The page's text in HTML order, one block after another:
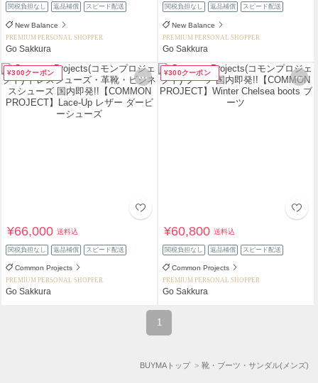
関税負担なし 返品補償 スピード配送
New Balance
PREMIUM PERSONAL SHOPPER
Go Sakkura
関税負担なし 返品補償 スピード配送
New Balance
PREMIUM PERSONAL SHOPPER
Go Sakkura
¥300クーポン
¥66,000送料込
関税負担なし 返品補償 スピード配送
Common Projects
PREMIUM PERSONAL SHOPPER
Go Sakkura
¥300クーポン
¥60,800送料込
関税負担なし 返品補償 スピード配送
Common Projects
PREMIUM PERSONAL SHOPPER
Go Sakkura
1
BUYMAトップ 靴・ブーツ・サンダル(メンズ)